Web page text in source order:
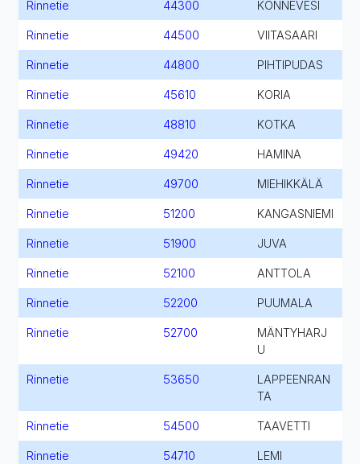
Rinnetie 44300 KONNEVESI
Rinnetie 44500 VIITASAARI
Rinnetie 44800 PIHTIPUDAS
Rinnetie 45610 KORIA
Rinnetie 48810 KOTKA
Rinnetie 49420 HAMINA
Rinnetie 49700 MIEHIKKÄLÄ
Rinnetie 51200 KANGASNIEMI
Rinnetie 51900 JUVA
Rinnetie 52100 ANTTOLA
Rinnetie 52200 PUUMALA
Rinnetie 52700
MÄNTYHARJ
U
Rinnetie 53650
LAPPEENRAN
TA
Rinnetie 54500 TAAVETTI
Rinnetie 54710 LEMI